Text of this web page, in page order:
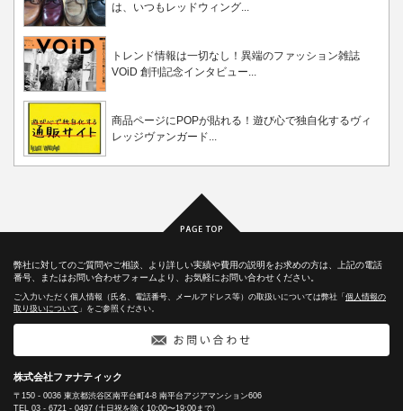
は、いつもレッドウィング...
トレンド情報は一切なし！異端のファッション雑誌
VOiD 創刊記念インタビュー...
商品ページにPOPが貼れる！遊び心で独自化するヴィ
レッジヴァンガード...
弊社に対してのご質問やご相談、より詳しい実績や費用の説明をお求めの方は、上記の電話
番号、またはお問い合わせフォームより、お気軽にお問い合わせください。
ご入力いただく個人情報（氏名、電話番号、メールアドレス等）の取扱いについては弊社「 個人情報の
取り扱いについて 」をご参照ください。
株式会社ファナティック
〒150 - 0036 東京都渋谷区南平台町4-8 南平台アジアマンション606
TEL 03 - 6721 - 0497 (土日祝を除く10:00〜19:00まで)